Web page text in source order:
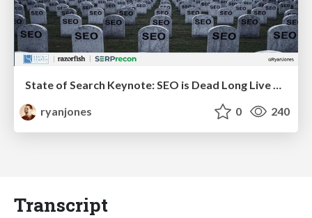
State of Search Keynote: SEO is Dead Long Live SEO
ryanjones
0 240
Transcript